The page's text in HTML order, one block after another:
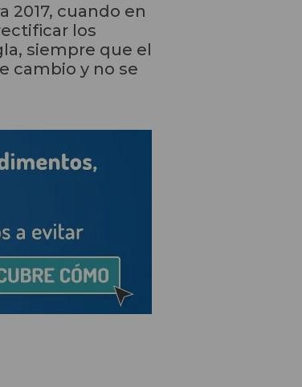
2017, cuando en
los
siempre que el
cambio y no se